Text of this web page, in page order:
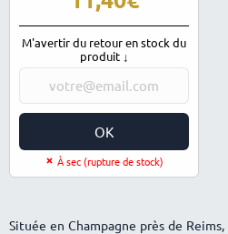
M'avertir du retour en stock du
produit ↓
OK
À sec (rupture de stock)
Située en Champagne près de Reims,